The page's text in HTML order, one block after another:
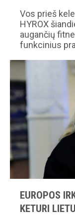
Vos prieš
HYROX
augančių
funkcinius
EUROPOS
KETURI